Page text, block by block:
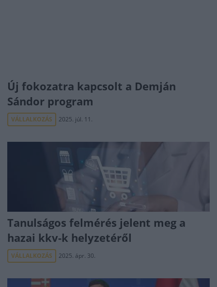
Új fokozatra kapcsolt a Demján
Sándor program
VÁLLALKOZÁS 2025. júl. 11.
Tanulságos felmérés jelent meg a
hazai kkv-k helyzetéről
VÁLLALKOZÁS 2025. ápr. 30.